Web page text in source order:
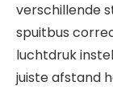
verschillende
spuitbus
luchtdruk
juiste afstand